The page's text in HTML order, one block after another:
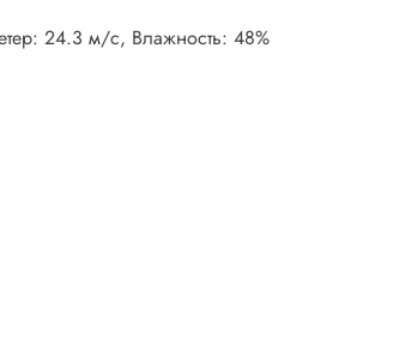
24.3 м/с, Влажность: 48%